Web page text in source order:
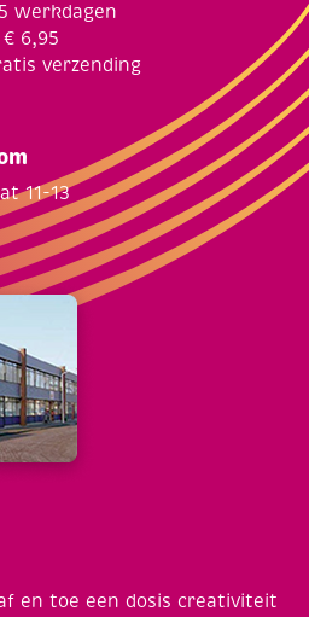
werkdagen
6,95
verzending
11-13
en toe een dosis creativiteit